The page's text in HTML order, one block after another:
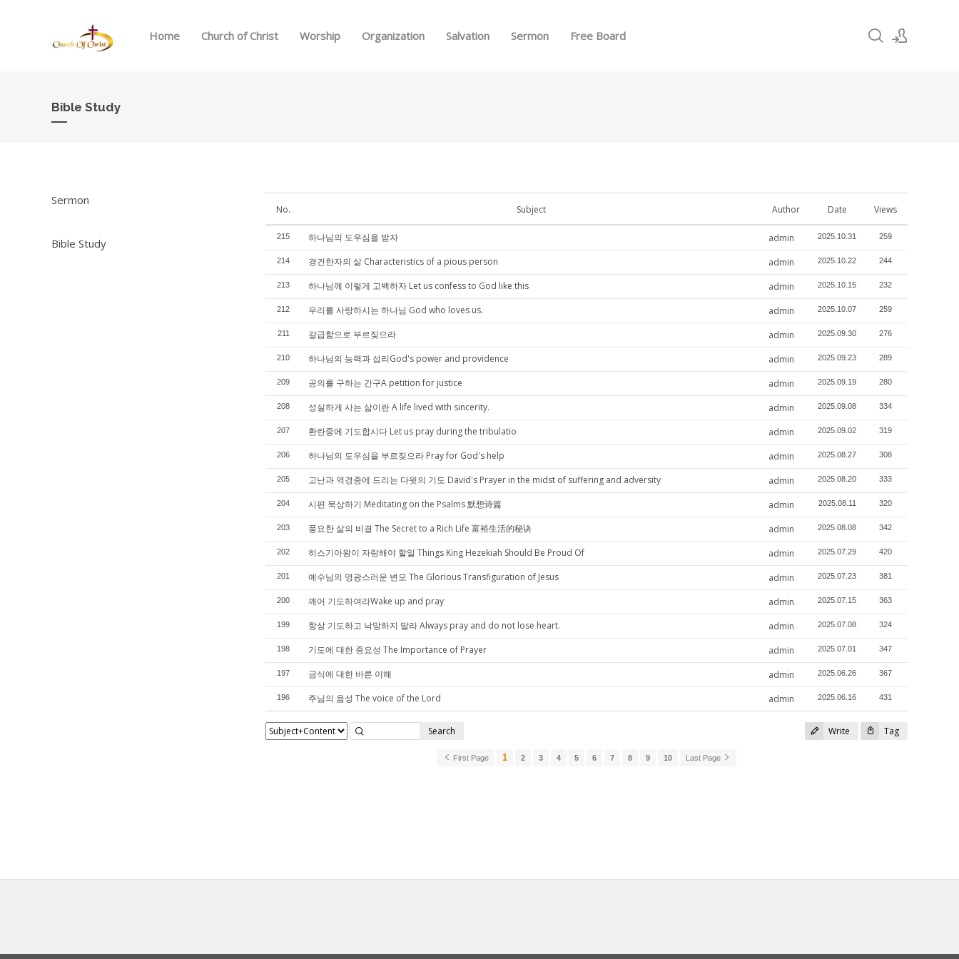
Home Church of Christ Worship Organization Salvation Sermon Free Board
Bible Study
Sermon
Bible Study
No. Subject Author Date Views
215 하나님의 도우심을 받자 admin 2025.10.31 259
214 경건한자의 삶 Characteristics of a pious person admin 2025.10.22 244
213 하나님께 이렇게 고백하자 Let us confess to God like this admin 2025.10.15 232
212 우리를 사랑하시는 하나님 God who loves us. admin 2025.10.07 259
211 갈급함으로 부르짖으라 admin 2025.09.30 276
210 하나님의 능력과 섭리God's power and providence admin 2025.09.23 289
209 공의를 구하는 간구A petition for justice admin 2025.09.19 280
208 성실하게 사는 삶이란 A life lived with sincerity. admin 2025.09.08 334
207 환란중에 기도합시다 Let us pray during the tribulatio admin 2025.09.02 319
206 하나님의 도우심을 부르짖으라 Pray for God's help admin 2025.08.27 308
205 고난과 역경중에 드리는 다윗의 기도 David's Prayer in the midst of suffering and adversity admin 2025.08.20 333
204 시편 묵상하기 Meditating on the Psalms 默想诗篇 admin 2025.08.11 320
203 풍요한 삶의 비결 The Secret to a Rich Life 富裕生活的秘诀 admin 2025.08.08 342
202 히스기아왕이 자랑해야 할일 Things King Hezekiah Should Be Proud Of admin 2025.07.29 420
201 예수님의 영광스러운 변모 The Glorious Transfiguration of Jesus admin 2025.07.23 381
200 깨어 기도하여라Wake up and pray admin 2025.07.15 363
199 항상 기도하고 낙망하지 말라 Always pray and do not lose heart. admin 2025.07.08 324
198 기도에 대한 중요성 The Importance of Prayer admin 2025.07.01 347
197 금식에 대한 바른 이해 admin 2025.06.26 367
196 주님의 음성 The voice of the Lord admin 2025.06.16 431
Write Tag
Search
First Page 1 2 3 4 5 6 7 8 9 10 Last Page